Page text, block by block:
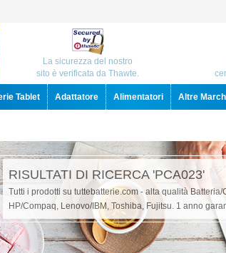
La sicurezza del nostro
sito è verificata da Thawte.
Tablet Adattatore Alimentatori Altre
RISULTATI DI RICERCA 'PCA023'
Tutti i prodotti su tuttebatterie.com - alta qualità
HP/Compaq, Lenovo/IBM, Toshiba, Fujitsu. 1 anno